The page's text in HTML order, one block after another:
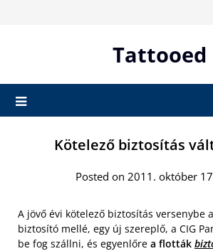
Tattooed
Kötelező biztosítás
Posted on 2011. október
A jövő évi kötelező biztosítás versenybe
biztosító mellé, egy új szereplő, a CIG
be fog szállni, és egyenlőre a flották